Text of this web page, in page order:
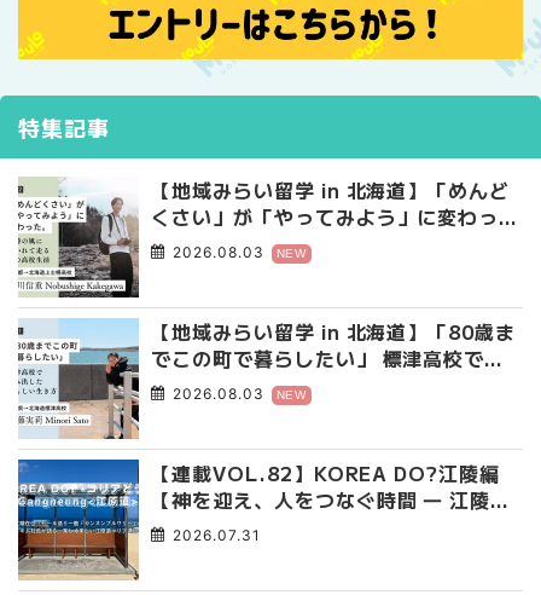
特集記事
【地域みらい留学 in 北海道】「めんど
くさい」が「やってみよう」に変わっ
た。 十勝の風に吹かれて走る、僕の泥
臭くて自由な高校生活
2026.08.03 NEW
【地域みらい留学 in 北海道】「80歳ま
でこの町で暮らしたい」 標津高校で踏
み出した、私らしい生き方
2026.08.03 NEW
【連載VOL.82】KOREA DO?江陵編
【神を迎え、人をつなぐ時間 ― 江陵端
午祭 】
2026.07.31